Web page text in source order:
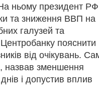
ньому президент РФ
та зниження ВВП на
галузей та
Центробанку пояснити
від очікувань.
назвав зменшення
і допустив вплив